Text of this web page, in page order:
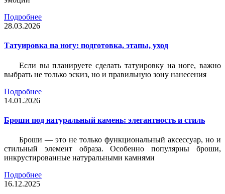
Подробнее
28.03.2026
Татуировка на ногу: подготовка, этапы, уход
Если вы планируете сделать татуировку на ноге, важно
выбрать не только эскиз, но и правильную зону нанесения
Подробнее
14.01.2026
Броши под натуральный камень: элегантность и стиль
Броши — это не только функциональный аксессуар, но и
стильный элемент образа. Особенно популярны броши,
инкрустированные натуральными камнями
Подробнее
16.12.2025